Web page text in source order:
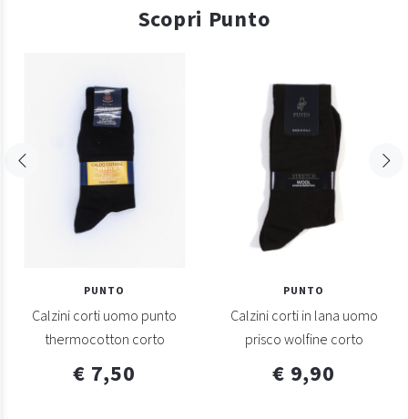
Scopri Punto
PUNTO
Calzini corti uomo punto
thermocotton corto
€ 7,50
PUNTO
Calzini corti in lana uomo
prisco wolfine corto
€ 9,90